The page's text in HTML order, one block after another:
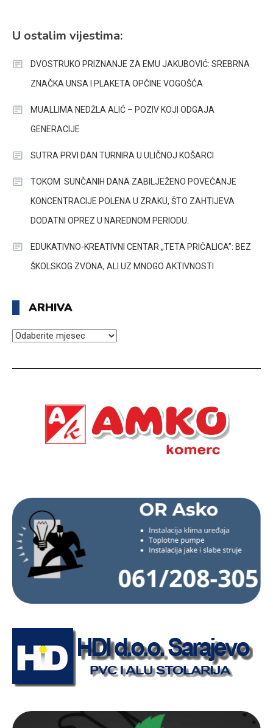
U ostalim vijestima:
DVOSTRUKO PRIZNANJE ZA EMU JAKUBOVIĆ: SREBRNA
ZNAČKA UNSA I PLAKETA OPĆINE VOGOŠĆA
MUALLIMA NEDŽLA ALIĆ – POZIV KOJI ODGAJA
GENERACIJE
SUTRA PRVI DAN TURNIRA U ULIČNOJ KOŠARCI
TOKOM SUNČANIH DANA ZABILJEŽENO POVEĆANJE
KONCENTRACIJE POLENA U ZRAKU, ŠTO ZAHTIJEVA
DODATNI OPREZ U NAREDNOM PERIODU.
EDUKATIVNO-KREATIVNI CENTAR „TETA PRIČALICA”: BEZ
ŠKOLSKOG ZVONA, ALI UZ MNOGO AKTIVNOSTI
ARHIVA
ARHIVA